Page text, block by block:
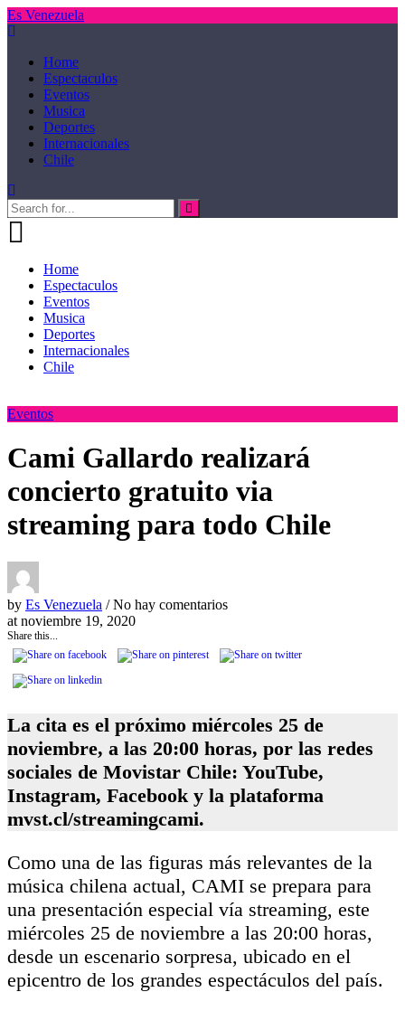
Es Venezuela
Home
Espectaculos
Eventos
Musica
Deportes
Internacionales
Chile
Home
Espectaculos
Eventos
Musica
Deportes
Internacionales
Chile
Eventos
Cami Gallardo realizará
concierto gratuito via
streaming para todo Chile
by Es Venezuela / No hay comentarios
at noviembre 19, 2020
Share this...
La cita es el próximo miércoles 25 de
noviembre, a las 20:00 horas, por las redes
sociales de Movistar Chile: YouTube,
Instagram, Facebook y la plataforma
mvst.cl/streamingcami.
Como una de las figuras más relevantes de la
música chilena actual, CAMI se prepara para
una presentación especial vía streaming, este
miércoles 25 de noviembre a las 20:00 horas,
desde un escenario sorpresa, ubicado en el
epicentro de los grandes espectáculos del país.